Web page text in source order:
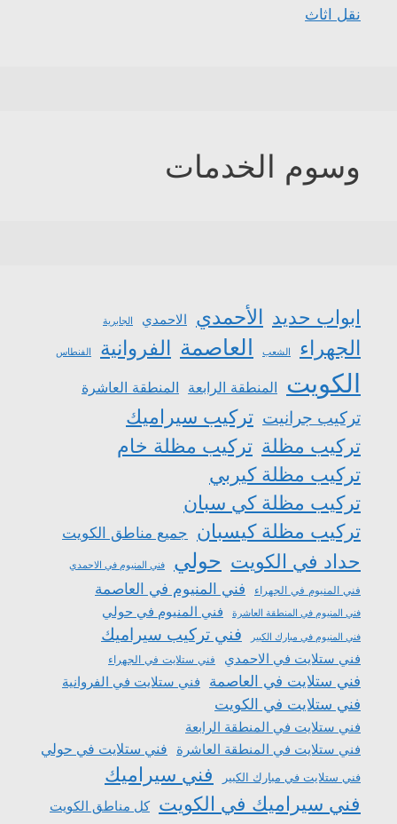
نقل اثاث
وسوم الخدمات
ابواب حديد الأحمدي الاحمدي الجابرية
الجهراء الشعب العاصمة الفروانية الفنطاس
الكويت المنطقة الرابعة المنطقة العاشرة
تركيب جرانيت تركيب سيراميك
تركيب مظلة تركيب مظلة خام
تركيب مظلة كيربي
تركيب مظلة كي سبان
تركيب مظلة كيسبان جميع مناطق الكويت
حداد في الكويت حولي فني المنيوم في الاحمدي
فني المنيوم في الجهراء فني المنيوم في العاصمة
فني المنيوم في المنطقة العاشرة فني المنيوم في حولي
فني المنيوم في مبارك الكبير فني تركيب سيراميك
فني ستلايت في الاحمدي فني ستلايت في الجهراء
فني ستلايت في العاصمة فني ستلايت في الفروانية
فني ستلايت في الكويت
فني ستلايت في المنطقة الرابعة
فني ستلايت في المنطقة العاشرة فني ستلايت في حولي
فني ستلايت في مبارك الكبير
فني سيراميك
فني سيراميك في الكويت
كل مناطق الكويت